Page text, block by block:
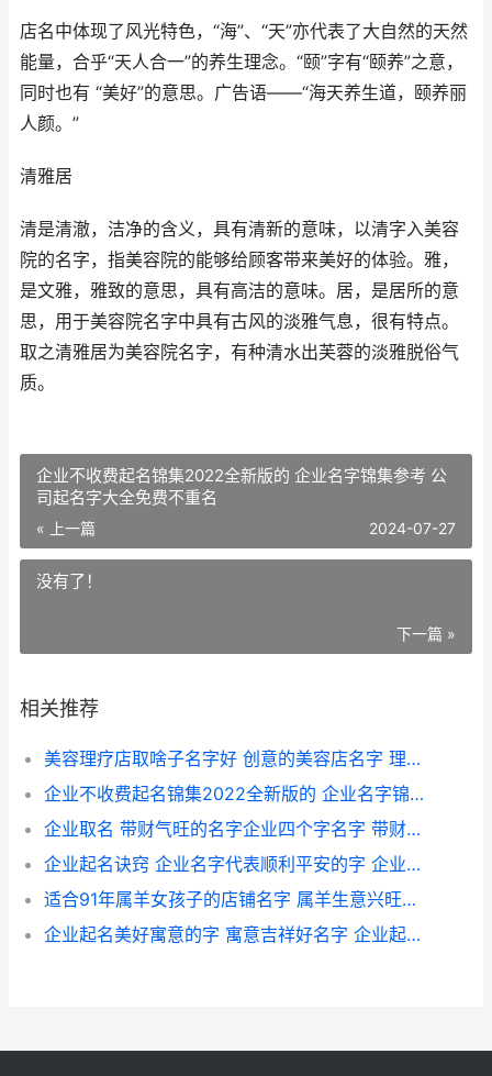
店名中体现了风光特色，“海”、“天”亦代表了大自然的天然
能量，合乎“天人合一”的养生理念。“颐”字有“颐养”之意，
同时也有 “美好”的意思。广告语——“海天养生道，颐养丽
人颜。”
清雅居
清是清澈，洁净的含义，具有清新的意味，以清字入美容
院的名字，指美容院的能够给顾客带来美好的体验。雅，
是文雅，雅致的意思，具有高洁的意味。居，是居所的意
思，用于美容院名字中具有古风的淡雅气息，很有特点。
取之清雅居为美容院名字，有种清水出芙蓉的淡雅脱俗气
质。
企业不收费起名锦集2022全新版的 企业名字锦集参考 公
司起名字大全免费不重名
« 上一篇 2024-07-27
没有了！
下一篇 »
相关推荐
美容理疗店取啥子名字好 创意的美容店名字 理疗店取什么名字好 理疗馆开店用什么名
企业不收费起名锦集2022全新版的 企业名字锦集参考 公司起名字大全免费不重名
企业取名 带财气旺的名字企业四个字名字 带财的企业名
企业起名诀窍 企业名字代表顺利平安的字 企业名称起名大全
适合91年属羊女孩子的店铺名字 属羊生意兴旺名字 适合91年属羊女戴的饰品
企业起名美好寓意的字 寓意吉祥好名字 企业起名美好寓意的名字